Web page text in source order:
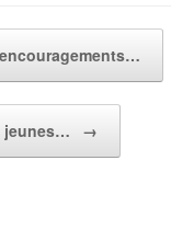
jeunes… →